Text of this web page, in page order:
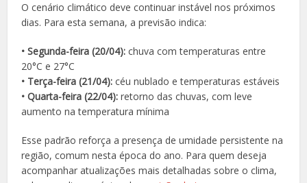
O cenário climático deve continuar instável nos próximos
dias. Para esta semana, a previsão indica:
• Segunda-feira (20/04): chuva com temperaturas entre
20°C e 27°C
• Terça-feira (21/04): céu nublado e temperaturas estáveis
• Quarta-feira (22/04): retorno das chuvas, com leve
aumento na temperatura mínima
Esse padrão reforça a presença de umidade persistente na
região, comum nesta época do ano. Para quem deseja
acompanhar atualizações mais detalhadas sobre o clima,